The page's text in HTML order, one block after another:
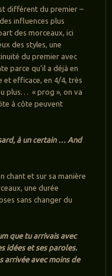
différent du premier –
influences plus
des morceaux, ici
des styles, une
du premier avec
parce qu’il a déjà en
et efficace, en 4/4, très
plus… « prog », on va
à côte peuvent
à un certain … And
chant et sur sa manière
une durée
sans changer du
que tu arrivais avec
idées et ses paroles.
arrivée avec moins de